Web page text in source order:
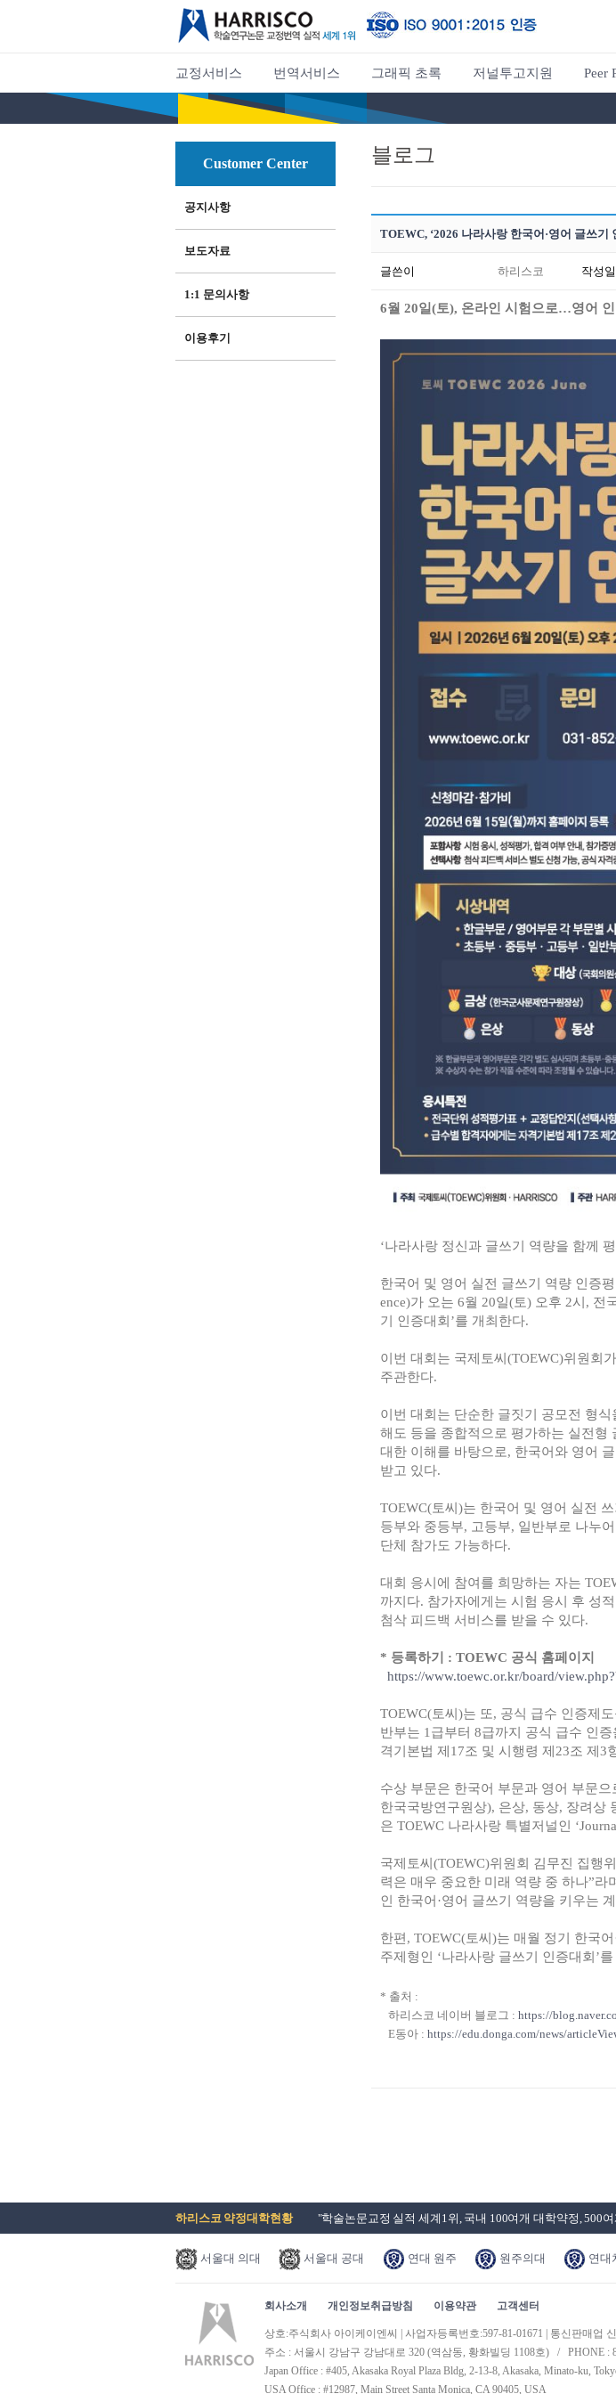
교정서비스 번역서비스 그래픽 초록 저널투고지원 Peer
Customer Center
공지사항
보도자료
1:1 문의사항
이용후기
블로그
TOEWC, ‘2026 나라사랑 한국어·영어 글쓰기
글쓴이 하리스코 작성일
6월 20일(토), 온라인 시험으로…영어
‘나라사랑 정신과 글쓰기 역량을 함께
한국어 및 영어 실전 글쓰기 역량 인증평
ence)가 오는 6월 20일(토) 오후 2시 , 전
기 인증대회 ’를 개최한다.
이번 대회는 국제토씨 (TOEWC)위원회
주관한다.
이번 대회는 단순한 글짓기 공모전 형식
해도 등을 종합적으로 평가하는 실전형
대한 이해를 바탕으로, 한국어와 영어
받고 있다.
TOEWC(토씨 )는 한국어 및 영어 실전
등부와 중등부, 고등부, 일반부로 나누
단체 참가도 가능하다.
대회 응시에 참여를 희망하는 자는
까지다. 참가자에게는 시험 응시 후 성
첨삭 피드백 서비스를 받을 수 있다.
* 등록하기 : TOEWC 공식 홈페이지
https://www.toewc.or.kr/board/
TOEWC(토씨 )는 또, 공식 급수 인증제
반부는 1 급부터 8급까지 공식 급수 인
격기본법 제 17조 및 시행령 제 23조 제 3
수상 부문은 한국어 부문과 영어 부문으
한국국방연구원상), 은상, 동상, 장려상
은 TOEWC 나라사랑 특별저널인
국제토씨 (TOEWC)위원회 김무진 집행
력은 매우 중요한 미래 역량 중 하나”라
인 한국어 ·영어 글쓰기 역량을 키우는
한편 , TOEWC(토씨 )는 매월 정기 한국어
주제형인
‘나라사랑 글쓰기 인증대회 ’
* 출처 :
하리스코 네이버 블로그 : https://
E동아 : https://edu.donga.com/news/
하리스코 약정대학현황 "학술논문교정 실적 세계1위, 국내 100여개 대학약정, 500
서울대 의대 서울대 공대 연대 원주 원주의대 연대
Next
회사소개 개인정보취급방침 이용약관 고객센터
상호:주식회사 아이케이엔씨 | 사업자등록번호:597-81-01671 | 통신판매업
주소 : 서울시 강남구 강남대로 320 (역삼동, 황화빌딩 1108호) / PHONE :
Japan Office : #405, Akasaka Royal Plaza Bldg, 2-13-8, Akasaka, Minato-ku,
USA Office : #12987, Main Street Santa Monica, CA 90405, USA